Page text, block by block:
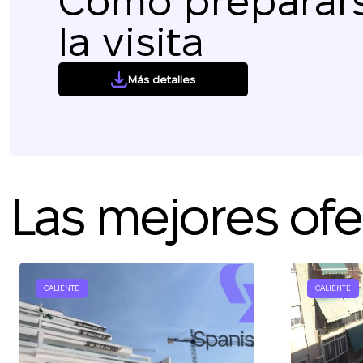
la visita
Más detalles
Las mejores
CALIENTE CALIENTE